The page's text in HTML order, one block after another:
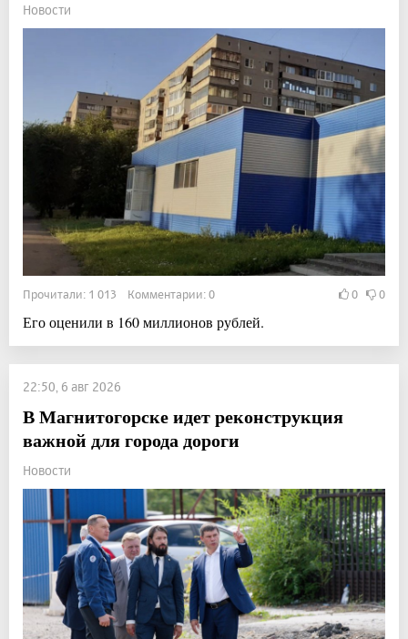
Новости
Прочитали: 1 013 Комментарии: 0 0 0
Его оценили в 160 миллионов рублей.
22:50, 6 авг 2026
В Магнитогорске идет реконструкция
важной для города дороги
Новости